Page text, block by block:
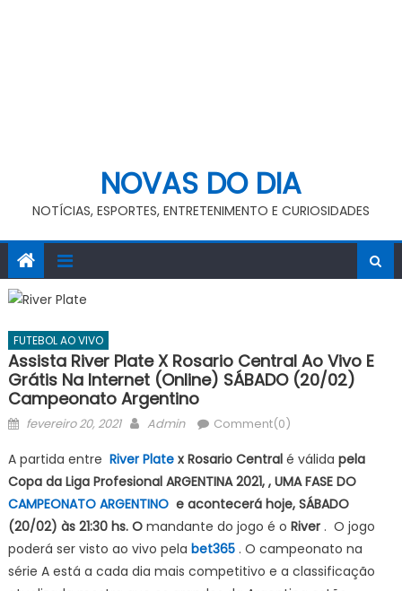
NOVAS DO DIA
NOTÍCIAS, ESPORTES, ENTRETENIMENTO E CURIOSIDADES
FUTEBOL AO VIVO
Assista River Plate X Rosario Central Ao Vivo E
Grátis Na Internet (online) SÁBADO (20/02)
Campeonato Argentino
Posted
fevereiro 20, 2021 Author
Admin Comment(0)
A partida entre River Platex Rosario Centralé válida pela
Copa da Liga Profesional ARGENTINA 2021, , UMA FASE DO
CAMPEONATO ARGENTINOe acontecerá hoje, SÁBADO
(20/02) às 21:30 hs. Omandante do jogo é o River . O jogo
poderá ser visto ao vivo pela bet365 . O campeonato na
série A está a cada dia mais competitivo e a classificação